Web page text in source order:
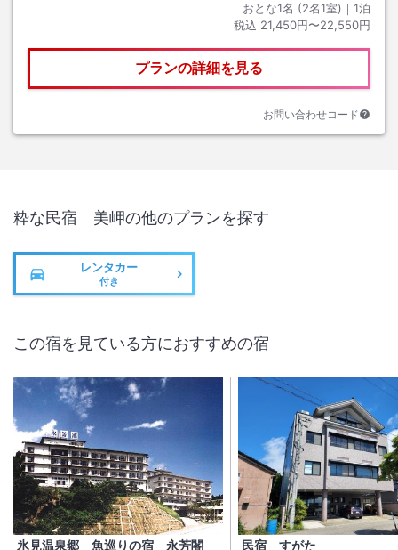
おとな1名 (2名1室)｜ 1泊
税込 21,450円〜22,550円
プランの詳細を見る
お問い合わせコード
粋な民宿 美岬の他のプランを探す
レンタカー
付き
この宿を見ている方におすすめの宿
氷見温泉郷 魚巡りの宿 永芳閣 民宿 すがた